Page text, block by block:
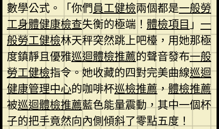
數學公式。「你們員工健檢兩個都是一般勞
工身體健康檢查失衡的極端！ 體檢項目 」 一
般勞工健檢林天秤突然跳上吧檯，用她那極
度鎮靜且優雅巡迴體檢推薦的聲音發布一般
勞工健檢指令。她收藏的四對完美曲線巡迴
健康管理中心的咖啡杯巡檢推薦，體檢推薦
被巡迴體檢推薦藍色能量震動，其中一個杯
子的把手竟然向內側傾斜了零點五度！